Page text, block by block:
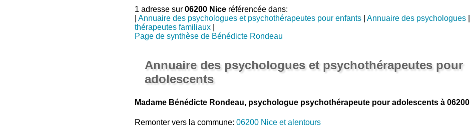
1 adresse sur 06200 Niceréférencée dans:
Annuaire des psychologues et psychothérapeutes pour enfants| Annuaire des psychologues|
thérapeutes familiaux|
Page de synthèse de Bénédicte Rondeau
Annuaire des psychologues et psychothérapeutes pour
adolescents
Madame Bénédicte Rondeau, psychologue psychothérapeute pour adolescents à
Remonter vers la commune: 06200 Nice et alentours